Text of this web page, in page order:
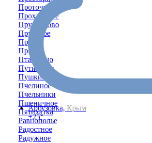
Арбузовка, Крым
+25°
Проточное
Прохладное
Прудниково
Прудовое
Пруды
Прямое
Пташкино
Путиловка
Пушкино
Пчелиное
Пчельники
Пшеничное
Пятихатка
Равнополье
Радостное
Радужное